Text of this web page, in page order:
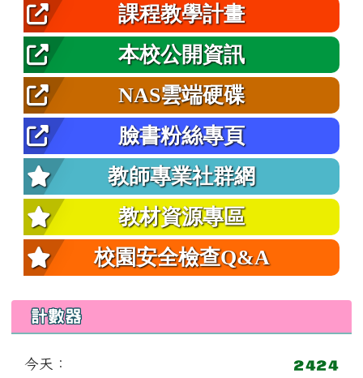
課程教學計畫
本校公開資訊
NAS雲端硬碟
臉書粉絲專頁
教師專業社群網
教材資源專區
校園安全檢查Q&A
計數器
今天：